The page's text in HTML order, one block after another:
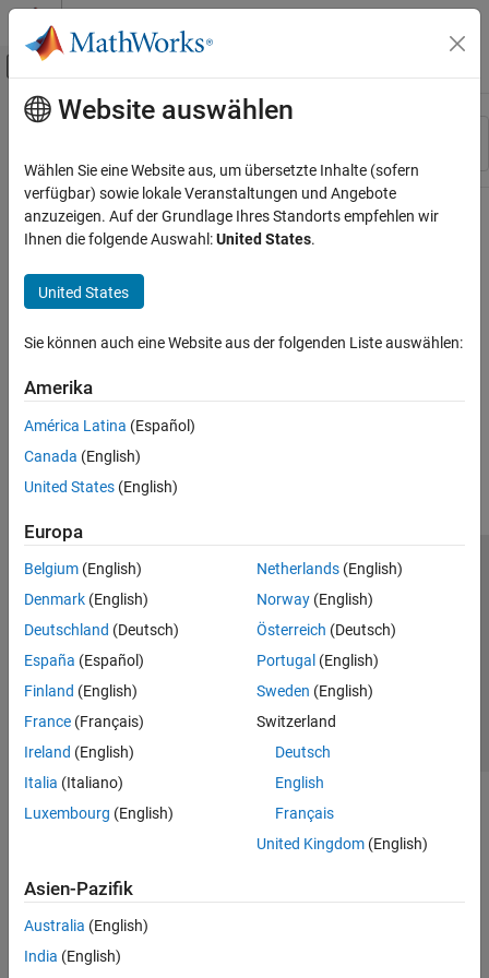
Weiter zum Inhalt
Umschaltung für Off-Canvas-
Ressource
Hauptinhalt
Website auswählen
Wählen Sie eine Website aus, um übersetzte Inhalte (sofern
verfügbar) sowie lokale Veranstaltungen und Angebote
anzuzeigen. Auf der Grundlage Ihres Standorts empfehlen wir
Ihnen die folgende Auswahl:United States.
United States
Sie können auch eine Website aus der folgenden Liste auswählen:
Amerika
América Latina (Español)
Canada (English)
United States (English)
Europa
Belgium (English)
Denmark (English)
Deutschland (Deutsch)
España (Español)
Finland (English)
France (Français)
Ireland (English)
Italia (Italiano)
Luxembourg (English)
Netherlands(English)
Norway(English)
Österreich (Deutsch)
Portugal (English)
Sweden (English)
Switzerland
Deutsch
English
Français
United Kingdom(English)
Asien-Pazifik
Australia (English)
India (English)
Trust Center
Datenschutz-Richtlinien
Datendiebstahl verhindern
Status von Anwendungen
© 1994-2026 The MathWorks, Inc.
Website auswählen
Deutschland